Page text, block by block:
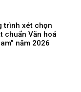
trình xét chọn
chuẩn Văn hoá
năm 2026